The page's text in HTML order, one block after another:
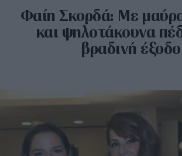
Φαίη Σκορδά: Με
και ψηλοτάκουνα
βραδινή έξοδο